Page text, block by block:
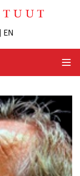
EN